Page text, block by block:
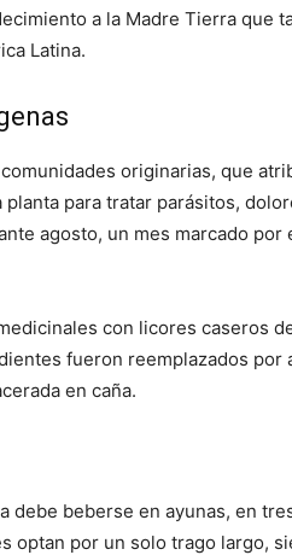
a la Madre Tierra que
Latina.
originarias, que
para tratar parásitos,
agosto, un mes marcado por
con licores caseros
fueron reemplazados por
en caña.
debe beberse en ayunas, en
optan por un solo trago largo,